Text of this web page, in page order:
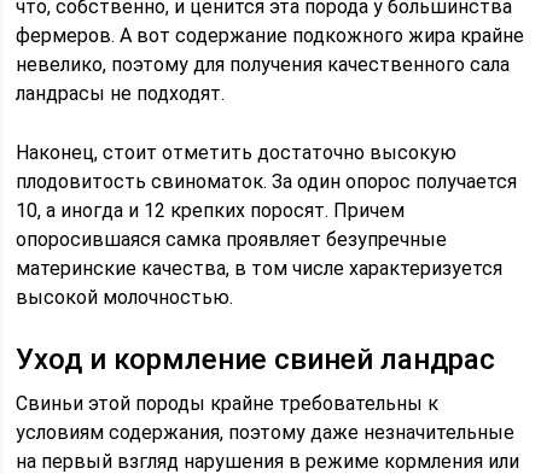
что, собственно, и ценится эта порода у большинства
фермеров. А вот содержание подкожного жира крайне
невелико, поэтому для получения качественного сала
ландрасы не подходят.
Наконец, стоит отметить достаточно высокую
плодовитость свиноматок. За один опорос получается
10, а иногда и 12 крепких поросят. Причем
опоросившаяся самка проявляет безупречные
материнские качества, в том числе характеризуется
высокой молочностью.
Уход и кормление свиней ландрас
Свиньи этой породы крайне требовательны к
условиям содержания, поэтому даже незначительные
на первый взгляд нарушения в режиме кормления или